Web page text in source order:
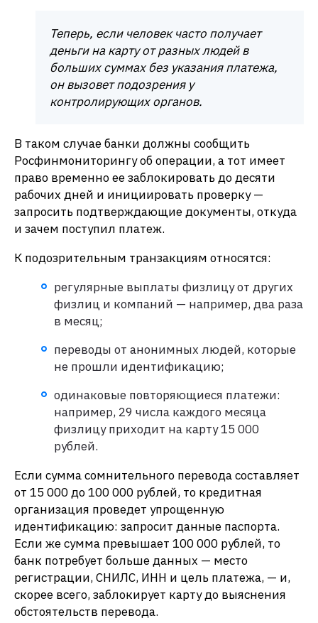
Теперь, если человек часто получает
деньги на карту от разных людей в
больших суммах без указания платежа,
он вызовет подозрения у
контролирующих органов.
В таком случае банки должны сообщить
Росфинмониторингу об операции, а тот имеет
право временно ее заблокировать до десяти
рабочих дней и инициировать проверку —
запросить подтверждающие документы, откуда
и зачем поступил платеж.
К подозрительным транзакциям относятся:
регулярные выплаты физлицу от других
физлиц и компаний — например, два раза
в месяц;
переводы от анонимных людей, которые
не прошли идентификацию;
одинаковые повторяющиеся платежи:
например, 29 числа каждого месяца
физлицу приходит на карту 15 000
рублей.
Если сумма сомнительного перевода составляет
от 15 000 до 100 000 рублей, то кредитная
организация проведет упрощенную
идентификацию: запросит данные паспорта.
Если же сумма превышает 100 000 рублей, то
банк потребует больше данных — место
регистрации, СНИЛС, ИНН и цель платежа, — и,
скорее всего, заблокирует карту до выяснения
обстоятельств перевода.